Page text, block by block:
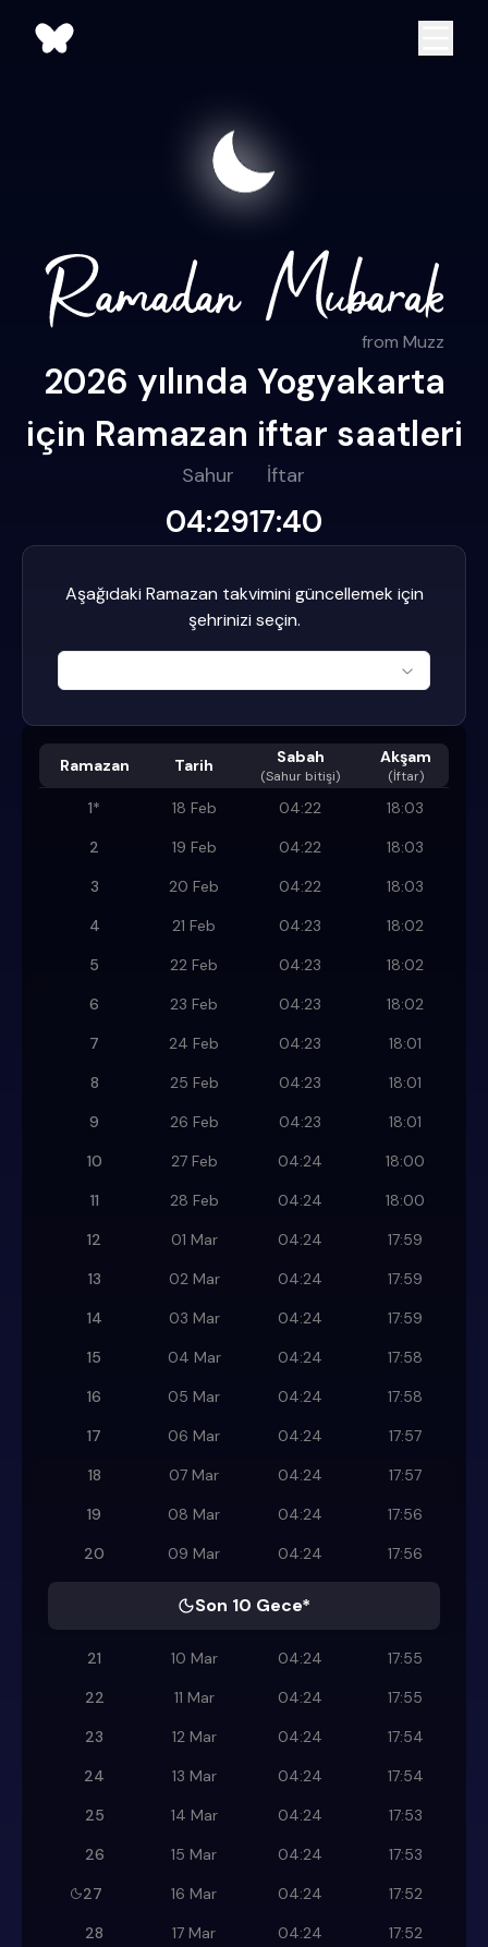
from Muzz
2026 yılında Yogyakarta
için Ramazan iftar saatleri
Sahur
04:29
İftar
17:40
Aşağıdaki Ramazan takvimini güncellemek için
şehrinizi seçin.
Ramazan Tarih Sabah
(Sahur bitişi)
Akşam
(İftar)
1* 18 Feb 04:22
18:03
2
19 Feb 04:22
18:03
3
20 Feb 04:22
18:03
4
21 Feb 04:23
18:02
5
22 Feb 04:23
18:02
6
23 Feb 04:23
18:02
7
24 Feb 04:23
18:01
8
25 Feb 04:23
18:01
9
26 Feb 04:23
18:01
10
27 Feb 04:24
18:00
11
28 Feb 04:24
18:00
12
01 Mar 04:24
17:59
13
02 Mar 04:24
17:59
14
03 Mar 04:24
17:59
15
04 Mar 04:24
17:58
16
05 Mar 04:24
17:58
17
06 Mar 04:24
17:57
18
07 Mar 04:24
17:57
19
08 Mar 04:24
17:56
20
09 Mar 04:24 17:56
Son 10 Gece*
21 10 Mar 04:24
17:55
22
11 Mar 04:24
17:55
23
12 Mar 04:24
17:54
24
13 Mar 04:24
17:54
25
14 Mar 04:24
17:53
26
15 Mar 04:24
17:53
27
16 Mar 04:24
17:52
28
17 Mar 04:24
17:52